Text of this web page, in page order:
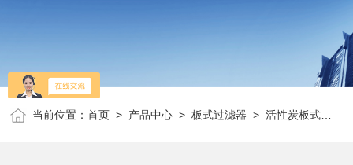
当前位置：首页 > 产品中心 >板式过滤器 >活性炭板式过滤器